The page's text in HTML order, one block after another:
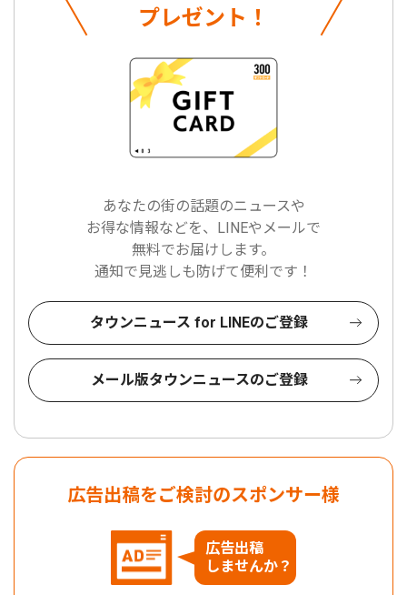
プレゼント！
あなたの街の話題のニュースや
お得な情報などを、LINEやメールで
無料でお届けします。
通知で見逃しも防げて便利です！
タウンニュース for LINEのご登録
メール版タウンニュースのご登録
広告出稿をご検討のスポンサー様
広告出稿
しませんか？